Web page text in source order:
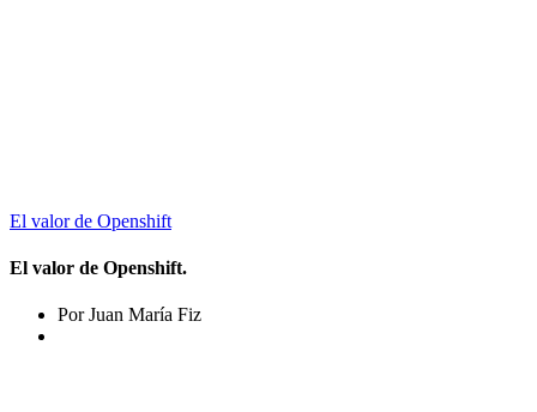
El valor de Openshift
El valor de Openshift.
Por Juan María Fiz